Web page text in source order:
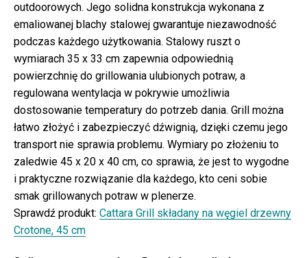
outdoorowych. Jego solidna konstrukcja wykonana z
emaliowanej blachy stalowej gwarantuje niezawodność
podczas każdego użytkowania. Stalowy ruszt o
wymiarach 35 x 33 cm zapewnia odpowiednią
powierzchnię do grillowania ulubionych potraw, a
regulowana wentylacja w pokrywie umożliwia
dostosowanie temperatury do potrzeb dania. Grill można
łatwo złożyć i zabezpieczyć dźwignią, dzięki czemu jego
transport nie sprawia problemu. Wymiary po złożeniu to
zaledwie 45 x 20 x 40 cm, co sprawia, że jest to wygodne
i praktyczne rozwiązanie dla każdego, kto ceni sobie
smak grillowanych potraw w plenerze.
Sprawdź produkt: Cattara Grill składany na węgiel drzewny
Crotone, 45 cm